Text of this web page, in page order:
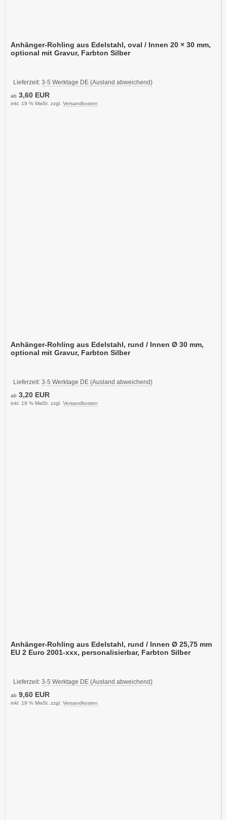
Anhänger-Rohling aus Edelstahl, oval / Innen 20 × 30 mm,
optional mit Gravur, Farbton Silber
Lieferzeit: 3-5 Werktage DE (Ausland abweichend)
ab 3,60 EUR
inkl. 19 % MwSt. zzgl. Versandkosten
Anhänger-Rohling aus Edelstahl, rund / Innen Ø 30 mm,
optional mit Gravur, Farbton Silber
Lieferzeit: 3-5 Werktage DE (Ausland abweichend)
ab 3,20 EUR
inkl. 19 % MwSt. zzgl. Versandkosten
Anhänger-Rohling aus Edelstahl, rund / Innen Ø 25,75 mm
EU 2 Euro 2001-xxx, personalisierbar, Farbton Silber
Lieferzeit: 3-5 Werktage DE (Ausland abweichend)
ab 9,60 EUR
inkl. 19 % MwSt. zzgl. Versandkosten